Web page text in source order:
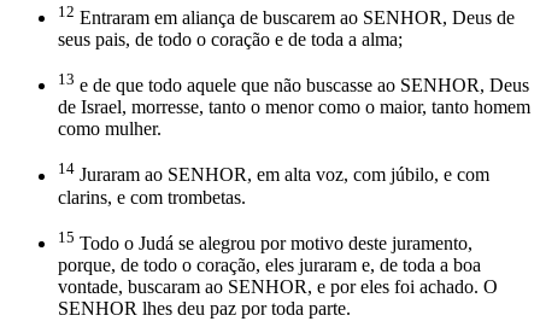
12 Entraram em aliança de buscarem ao SENHOR, Deus de
seus pais, de todo o coração e de toda a alma;
13 e de que todo aquele que não buscasse ao SENHOR, Deus
de Israel, morresse, tanto o menor como o maior, tanto homem
como mulher.
14 Juraram ao SENHOR, em alta voz, com júbilo, e com
clarins, e com trombetas.
15 Todo o Judá se alegrou por motivo deste juramento,
porque, de todo o coração, eles juraram e, de toda a boa
vontade, buscaram ao SENHOR, e por eles foi achado. O
SENHOR lhes deu paz por toda parte.